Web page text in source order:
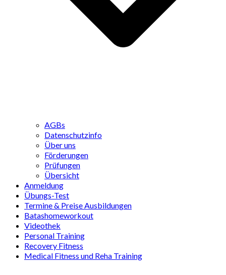
AGBs
Datenschutzinfo
Über uns
Förderungen
Prüfungen
Übersicht
Anmeldung
Übungs-Test
Termine & Preise Ausbildungen
Batashomeworkout
Videothek
Personal Training
Recovery Fitness
Medical Fitness und Reha Training